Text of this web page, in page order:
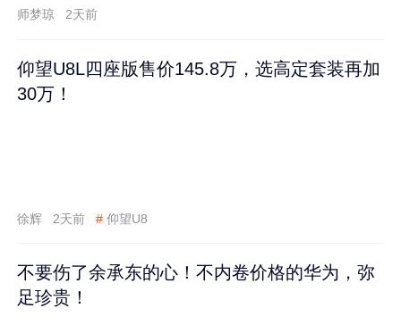
师梦琼 2天前
仰望U8L四座版售价145.8万，选高定套装再加
30万！
徐辉 2天前 # 仰望U8
不要伤了余承东的心！不内卷价格的华为，弥
足珍贵！